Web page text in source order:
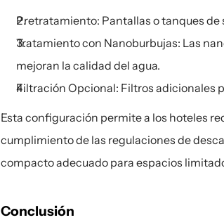
Pretratamiento: Pantallas o tanques
Tratamiento con Nanoburbujas: Las
mejoran la calidad del agua.
Filtración Opcional: Filtros adicionales
Esta configuración permite a los hoteles
cumplimiento de las regulaciones de
compacto adecuado para espacios
Conclusión